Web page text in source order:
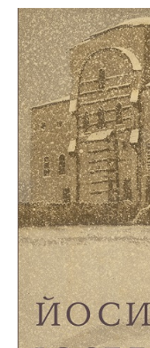
Navigace
pro
akce